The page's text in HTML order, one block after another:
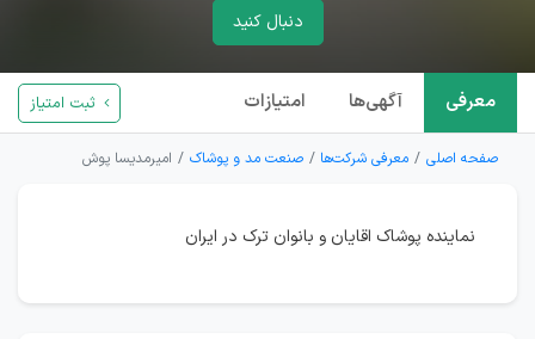
دنبال کنید
معرفی آگهی‌ها امتیازات ثبت امتیاز
صفحه اصلی معرفی شرکت‌ها صنعت مد و پوشاک امیرمدیسا پوش
نماینده پوشاک اقایان و بانوان ترک در ایران